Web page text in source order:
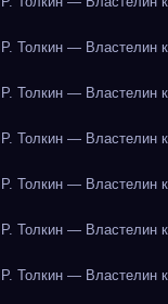
Толкин — Властелин
Толкин — Властелин
Толкин — Властелин
Толкин — Властелин
Толкин — Властелин
Толкин — Властелин